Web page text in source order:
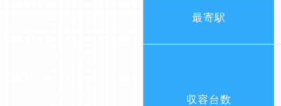
最寄駅
収容台数